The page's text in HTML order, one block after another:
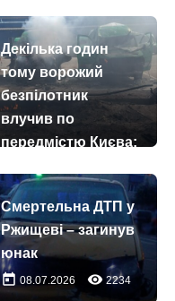
Декілька годин
тому ворожий
безпілотник
влучив по
передмістю Києва:
загинула, шестеро
постраждали
today01.08.2026 remove_red_eye 931
Смертельна ДТП у
Ржищеві – загинув
юнак
today 08.07.2026 remove_red_eye 2234